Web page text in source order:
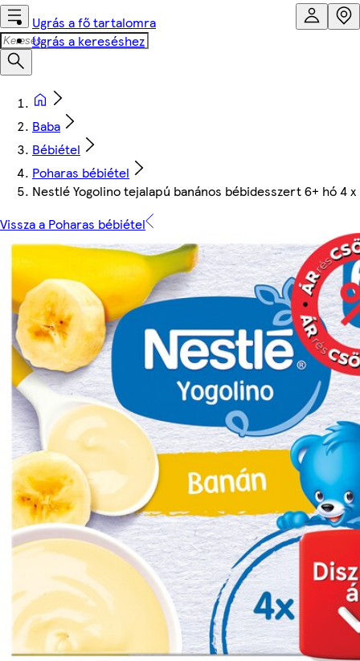
Ugrás a fő tartalomra
Ugrás a kereséshez
Baba
Bébiétel
Poharas bébiétel
Nestlé Yogolino tejalapú banános bébidesszert 6+ hó 4 x
Vissza a Poharas bébiétel